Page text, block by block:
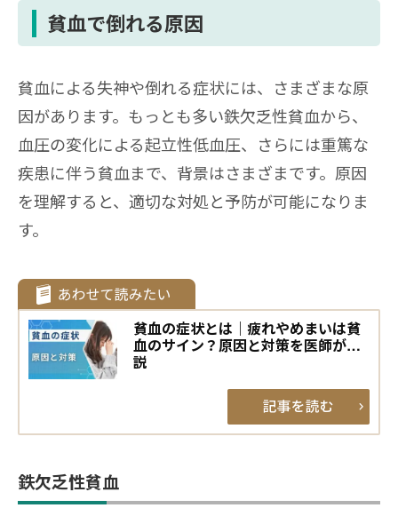
貧血で倒れる原因
貧血による失神や倒れる症状には、さまざまな原
因があります。もっとも多い鉄欠乏性貧血から、
血圧の変化による起立性低血圧、さらには重篤な
疾患に伴う貧血まで、背景はさまざまです。原因
を理解すると、適切な対処と予防が可能になりま
す。
貧血の症状とは｜疲れやめまいは貧
血のサイン？原因と対策を医師が解
説
鉄欠乏性貧血